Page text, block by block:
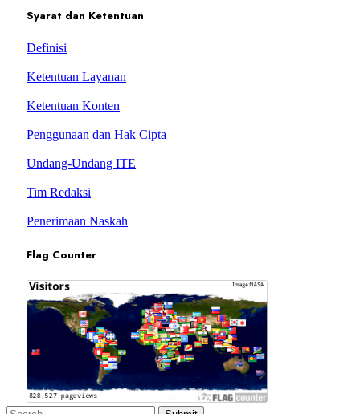
Syarat dan Ketentuan
Definisi
Ketentuan Layanan
Ketentuan Konten
Penggunaan dan Hak Cipta
Undang-Undang ITE
Tim Redaksi
Penerimaan Naskah
Flag Counter